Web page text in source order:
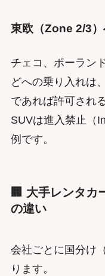
東欧（Zone 2/3
チェコ、ポーラン
どへの乗り入れは
であれば許可され
SUVは進入禁止（
例です。
🏢 大手レンタカ
の違い
会社ごとに国分け
ります。